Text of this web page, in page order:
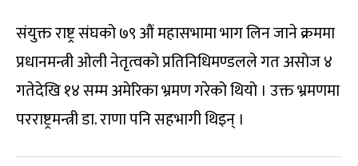
संयुक्त राष्ट्र संघको ७९ औं महासभामा भाग लिन जाने क्रममा
प्रधानमन्त्री ओली नेतृत्वको प्रतिनिधिमण्डलले गत असोज ४
गतेदेखि १४ सम्म अमेरिका भ्रमण गरेको थियो । उक्त भ्रमणमा
परराष्ट्रमन्त्री डा. राणा पनि सहभागी थिइन् ।